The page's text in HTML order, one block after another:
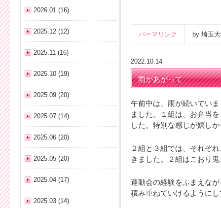
パーマリンク by 埼玉
2022.10.14
雨があがって
午前中は、雨が続いてい
ました。１組は、お弁当
した。特別な感じが嬉し
２組と３組では、それぞ
きました。２組はこおり
運動会の経験をふまえな
積み重ねていけるように
2026.01 (16)
2025.12 (12)
2025.11 (16)
2025.10 (19)
2025.09 (20)
2025.07 (14)
2025.06 (20)
2025.05 (20)
2025.04 (17)
2025.03 (14)